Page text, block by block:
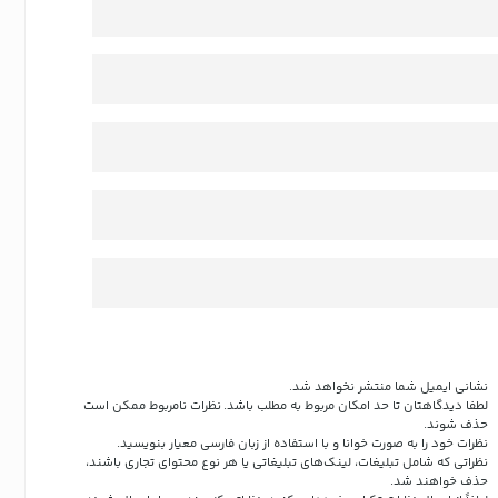
نشانی ایمیل شما منتشر نخواهد شد.
لطفا دیدگاهتان تا حد امکان مربوط به مطلب باشد. نظرات نامربوط ممکن است
حذف شوند.
نظرات خود را به صورت خوانا و با استفاده از زبان فارسی معیار بنویسید.
نظراتی که شامل تبلیغات، لینک‌های تبلیغاتی یا هر نوع محتوای تجاری باشند،
حذف خواهند شد.